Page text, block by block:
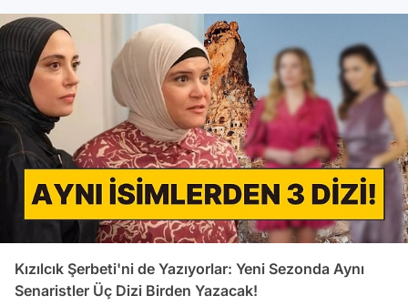
Kızılcık Şerbeti'ni de Yazıyorlar: Yeni Sezonda Aynı
Senaristler Üç Dizi Birden Yazacak!